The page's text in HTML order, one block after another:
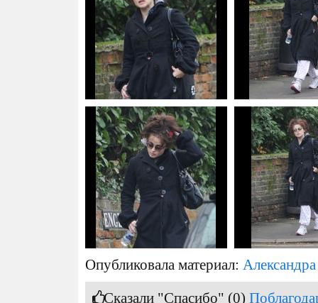
Опубликовала материал:
Сказали "Спасибо" (0)